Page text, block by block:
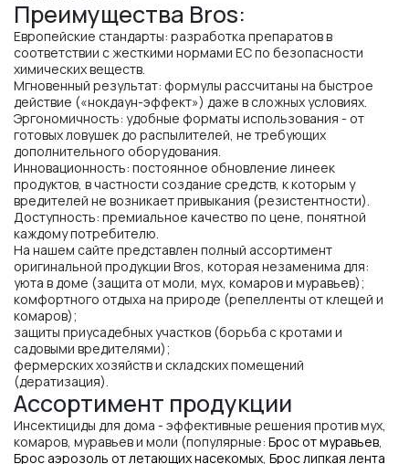
Преимущества Bros:
Европейские стандарты: разработка препаратов в
соответствии с жесткими нормами ЕС по безопасности
химических веществ.
Мгновенный результат: формулы рассчитаны на быстрое
действие («нокдаун-эффект») даже в сложных условиях.
Эргономичность: удобные форматы использования - от
готовых ловушек до распылителей, не требующих
дополнительного оборудования.
Инновационность: постоянное обновление линеек
продуктов, в частности создание средств, к которым у
вредителей не возникает привыкания (резистентности).
Доступность: премиальное качество по цене, понятной
каждому потребителю.
На нашем сайте представлен полный ассортимент
оригинальной продукции Bros, которая незаменима для:
уюта в доме (защита от моли, мух, комаров и муравьев);
комфортного отдыха на природе (репелленты от клещей и
комаров);
защиты приусадебных участков (борьба с кротами и
садовыми вредителями);
фермерских хозяйств и складских помещений
(дератизация).
Ассортимент продукции
Инсектициды для дома - эффективные решения против мух,
комаров, муравьев и моли (популярные: Брос от муравьев,
Брос аэрозоль от летающих насекомых, Брос липкая лента